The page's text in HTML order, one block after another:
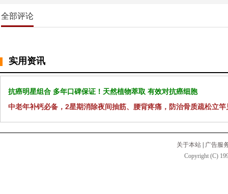
全部评论
实用资讯
抗癌明星组合 多年口碑保证！天然植物萃取 有效对抗癌细胞
中老年补钙必备，2星期消除夜间抽筋、腰背疼痛，防治骨质疏松立竿
关于本站
广告服
Copyright (C)